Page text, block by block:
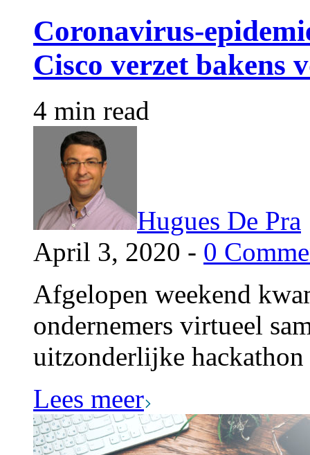
Coronavirus-
Cisco verzet bakens
4 min read
Hugues De Pra
April 3, 2020 - 0
Afgelopen weekend
ondernemers virtueel
uitzonderlijke
Lees meer